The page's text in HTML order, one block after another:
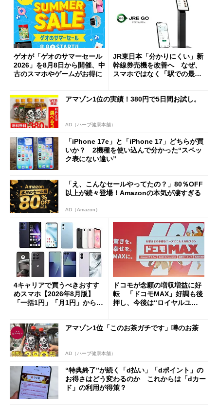
ゲオが「ゲオのサマーセール
2026」を8月8日から開催、中
古のスマホやゲームがお得に
JR東日本「分かりにくい」新
幹線券売機を改善へ なぜ、
スマホではなく「駅での最短
アマゾン1位の実績！380円で5日間お試し。
AD（ハーブ健康本舗）
「iPhone 17e」と「iPhone 17」どちらが買
いか？ 2機種を使い込んで分かった“スペッ
ク表にない違い”
「え、こんなセールやってたの？」80％OFF
以上が続々登場！Amazonの本気が凄すぎる
AD（Amazon）
4キャリアで買うべきおすす
めスマホ【2026年8月版】
「一括1円」「月1円」からお
ドコモが念願の増収増益に好
転 「ドコモMAX」好調も後
押し、今後は“ロイヤルユー
アマゾン1位「このお茶ガチです」噂のお茶
AD（ハーブ健康本舗）
“特典終了”が続く「d払い」「dポイント」の
お得さはどう変わるのか これからは「dカー
ド」の利用が得策？